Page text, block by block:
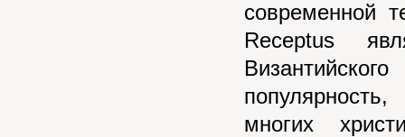
современной
Receptus
многих